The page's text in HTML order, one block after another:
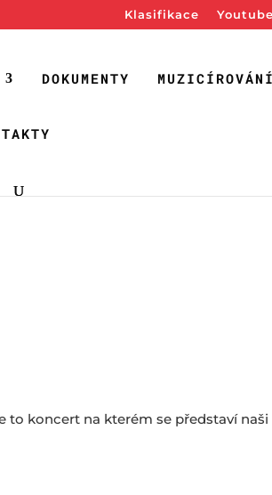
Klasifikace Youtube
DOKUMENTY MUZICÍROVÁNÍ
to koncert na kterém se představí naši